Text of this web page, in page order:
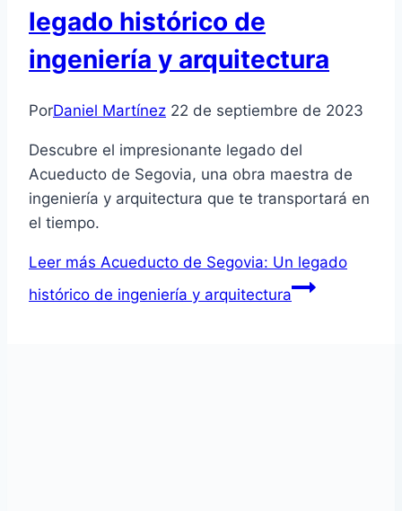
legado histórico de
ingeniería y arquitectura
PorDaniel Martínez 22 de septiembre de 2023
Descubre el impresionante legado del
Acueducto de Segovia, una obra maestra de
ingeniería y arquitectura que te transportará en
el tiempo.
Leer más Acueducto de Segovia: Un legado
histórico de ingeniería y arquitectura